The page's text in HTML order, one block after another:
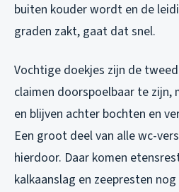
buiten kouder wordt en de
graden zakt, gaat dat snel.
Vochtige doekjes zijn de
claimen doorspoelbaar te zijn,
en blijven achter bochten en
Een groot deel van alle wc-
hierdoor. Daar komen
kalkaanslag en zeepresten